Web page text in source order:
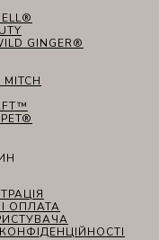
GINGER®
ОПЛАТА